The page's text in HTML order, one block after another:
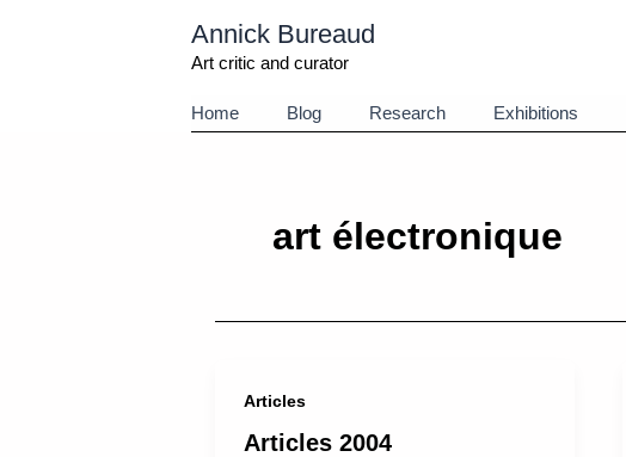
Annick Bureaud
Art critic and curator
Home Blog Research Exhibitions
art électronique
Articles
Articles 2004